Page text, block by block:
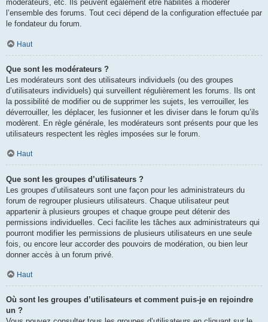
modérateurs, etc. Ils peuvent également être habilités à modérer
l’ensemble des forums. Tout ceci dépend de la configuration effectuée par
le fondateur du forum.
Haut
Que sont les modérateurs ?
Les modérateurs sont des utilisateurs individuels (ou des groupes
d’utilisateurs individuels) qui surveillent régulièrement les forums. Ils ont
la possibilité de modifier ou de supprimer les sujets, les verrouiller, les
déverrouiller, les déplacer, les fusionner et les diviser dans le forum qu’ils
modèrent. En règle générale, les modérateurs sont présents pour que les
utilisateurs respectent les règles imposées sur le forum.
Haut
Que sont les groupes d’utilisateurs ?
Les groupes d’utilisateurs sont une façon pour les administrateurs du
forum de regrouper plusieurs utilisateurs. Chaque utilisateur peut
appartenir à plusieurs groupes et chaque groupe peut détenir des
permissions individuelles. Ceci facilite les tâches aux administrateurs qui
pourront modifier les permissions de plusieurs utilisateurs en une seule
fois, ou encore leur accorder des pouvoirs de modération, ou bien leur
donner accès à un forum privé.
Haut
Où sont les groupes d’utilisateurs et comment puis-je en rejoindre
un ?